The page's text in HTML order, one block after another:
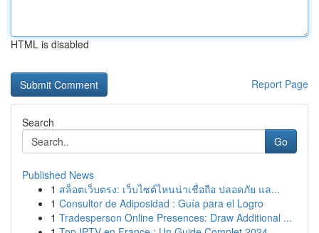
HTML is disabled
Report Page
Search
Go
Published News
1 สล็อตเว็บตรง: เว็บไซต์ไหนน่าเชื่อถือ ปลอดภัย แล...
1 Consultor de Adiposidad : Guía para el Logro
1 Tradesperson Online Presences: Draw Additional ...